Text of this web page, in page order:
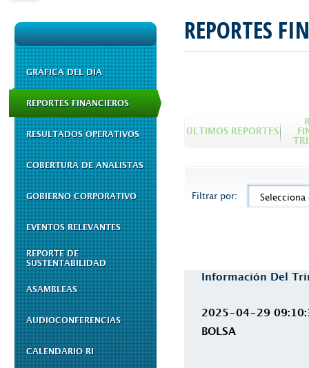
GRÁFICA DEL DÍA
REPORTES FINANCIEROS
RESULTADOS OPERATIVOS
COBERTURA DE ANALISTAS
GOBIERNO CORPORATIVO
EVENTOS RELEVANTES
REPORTE DE
SUSTENTABILIDAD
ASAMBLEAS
AUDIOCONFERENCIAS
CALENDARIO RI
REPORTES
ÚLTIMOS REPORTES
Filtrar por: Selecciona
Información Del
2025-04-29
BOLSA